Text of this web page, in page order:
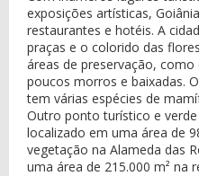
exposições artísticas,
restaurantes e hotéis. A
praças e o colorido das
áreas de preservação,
poucos morros e baixadas.
tem várias espécies de
Outro ponto turístico e
localizado em uma área de
vegetação na Alameda das
uma área de 215.000 m² na